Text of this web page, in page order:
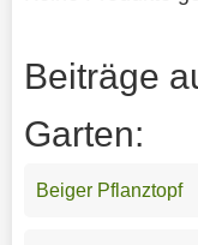
Beiträge
Garten:
Beiger Pflanztopf